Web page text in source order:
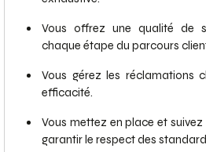
Vous offrez une qualité de
chaque étape du parcours
Vous gérez les réclamations
efficacité.
Vous mettez en place et
garantir le respect des